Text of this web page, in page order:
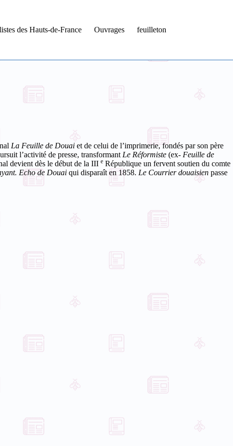
des Hauts-de-France Ouvrages feuilleton
La Feuille de Douai et de celui de l’imprimerie, fondés par son père
l’activité de presse, transformant Le Réformiste (ex- Feuille de
devient dès le début de la III e République un fervent soutien du comte
Echo de Douai qui disparaît en 1858. Le Courrier douaisien passe